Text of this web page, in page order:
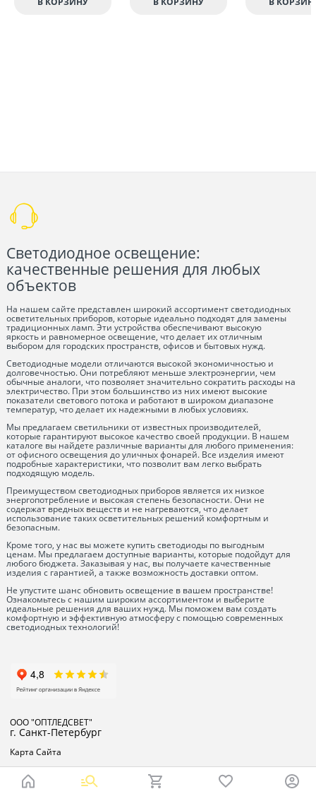
Светодиодное освещение:
качественные решения для любых
объектов
На нашем сайте представлен широкий ассортимент светодиодных
осветительных приборов, которые идеально подходят для замены
традиционных ламп. Эти устройства обеспечивают высокую
яркость и равномерное освещение, что делает их отличным
выбором для городских пространств, офисов и бытовых нужд.
Светодиодные модели отличаются высокой экономичностью и
долговечностью. Они потребляют меньше электроэнергии, чем
обычные аналоги, что позволяет значительно сократить расходы на
электричество. При этом большинство из них имеют высокие
показатели светового потока и работают в широком диапазоне
температур, что делает их надежными в любых условиях.
Мы предлагаем светильники от известных производителей,
которые гарантируют высокое качество своей продукции. В нашем
каталоге вы найдете различные варианты для любого применения:
от офисного освещения до уличных фонарей. Все изделия имеют
подробные характеристики, что позволит вам легко выбрать
подходящую модель.
Преимуществом светодиодных приборов является их низкое
энергопотребление и высокая степень безопасности. Они не
содержат вредных веществ и не нагреваются, что делает
использование таких осветительных решений комфортным и
безопасным.
Кроме того, у нас вы можете купить светодиоды по выгодным
ценам. Мы предлагаем доступные варианты, которые подойдут для
любого бюджета. Заказывая у нас, вы получаете качественные
изделия с гарантией, а также возможность доставки оптом.
Не упустите шанс обновить освещение в вашем пространстве!
Ознакомьтесь с нашим широким ассортиментом и выберите
идеальные решения для ваших нужд. Мы поможем вам создать
комфортную и эффективную атмосферу с помощью современных
светодиодных технологий!
ООО "ОПТЛЕДСВЕТ"
г. Санкт-Петербург
Карта Сайта